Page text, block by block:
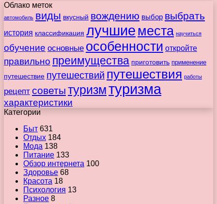
Облако меток
автомобиль виды вкусный вождению выбор выбрать
история классификация лучшиеместа научиться
обучение основные особенности откройте
правильно преимущества приготовить применение
путешествие путешествий путешествия работы
рецепт советы туризмтуризма
характеристики
Категории
Быт 631
Отдых 184
Мода 138
Питание 133
Обзор интернета 100
Здоровье 68
Красота 18
Психология 13
Разное 8